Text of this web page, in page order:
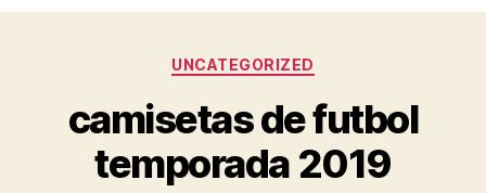
Categorías
UNCATEGORIZED
camisetas de futbol
temporada 2019